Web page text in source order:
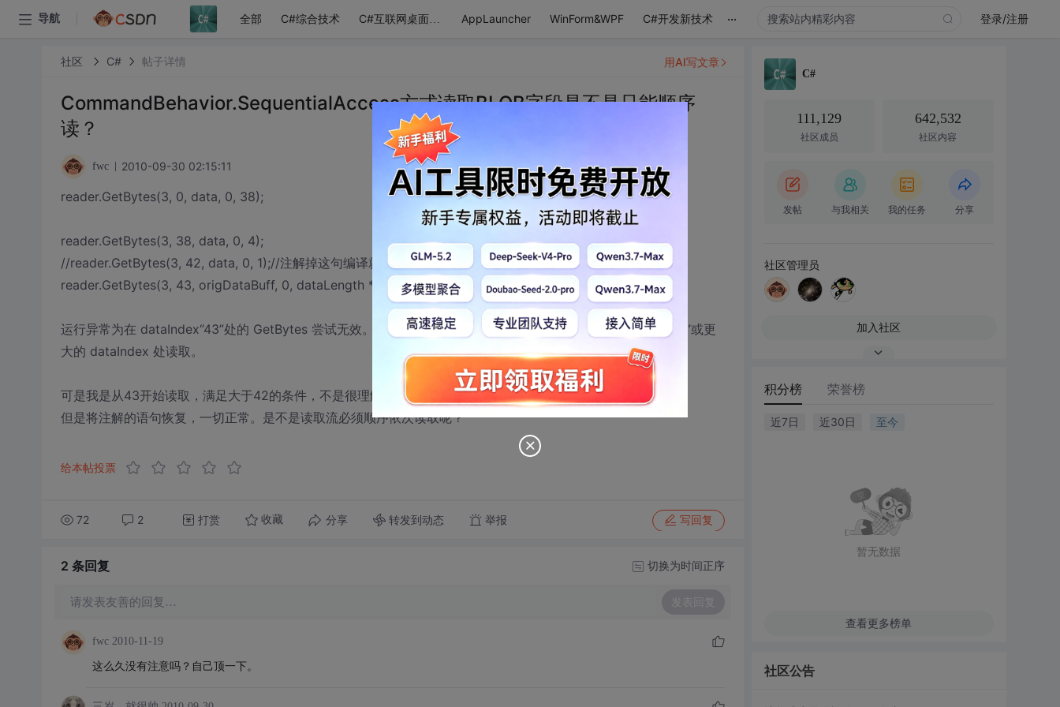
导航 全部 C#综合技术 C#互联网桌面应用 AppLauncher WinForm&WPF C#开发新技术 ... 登录/注册
社区 C# 帖子详情
CommandBehavior.SequentialAccess方式读取BLOB字段是不是只能顺序
读？
fwc 2010-09-30 02:15:11
reader.GetBytes(3, 0, data, 0, 38);
reader.GetBytes(3, 38, data, 0, 4);
//reader.GetBytes(3, 42, data, 0, 1);//注解掉这句编译就不通过
reader.GetBytes(3, 43, origDataBuff, 0, dataLength * 24);
运行异常为在 dataIndex“43”处的 GetBytes 尝试无效。通过 CommandBehavior.SequentialAccess 只能从“42”或更
大的 dataIndex 处读取。
可是我是从43开始读取，满足大于42的条件，不是很理解这个错误。
但是将注解的语句恢复，一切正常。是不是读取流必须顺序依次读取呢？
给本帖投票
72 2 打赏 收藏 分享 转发到动态 举报 写回复
用AI写文章
2 条回复 切换为时间正序
请发表友善的回复… 发表回复
fwc 2010-11-19
这么久没有注意吗？自己顶一下。
C#
111,129
社区成员
642,532
社区内容
发帖 与我相关 我的任务 分享
社区管理员
加入社区
积分榜 荣誉榜
近7日 近30日 至今
暂无数据
查看更多榜单
社区公告